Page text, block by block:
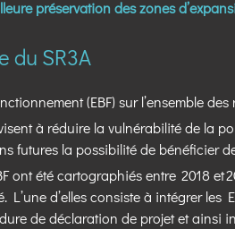
préservation des zones
du SR3A
(EBF) sur l’ensemble
à réduire la vulnérabilité de la
futures la possibilité de bénéficier
ont été cartographiés entre 2018
d’elles consiste à intégrer
de déclaration de projet et ainsi